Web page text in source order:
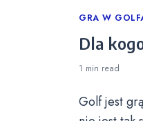
Categories
GRA W
Dla
1 min read
Golf jest